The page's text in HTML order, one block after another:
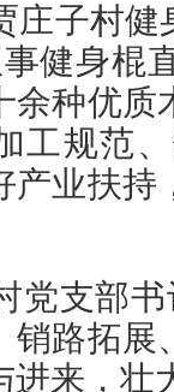
庄子村健
健身棍
余种优质
工规范
产业扶持
党支部
销路拓
进来，壮